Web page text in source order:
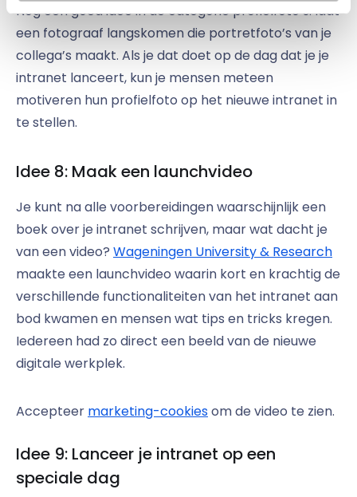
Nog een goed idee in de categorie profielfoto’s: laat
een fotograaf langskomen die portretfoto’s van je
collega’s maakt. Als je dat doet op de dag dat je je
intranet lanceert, kun je mensen meteen
motiveren hun profielfoto op het nieuwe intranet in
te stellen.
Idee 8: Maak een launchvideo
Je kunt na alle voorbereidingen waarschijnlijk een
boek over je intranet schrijven, maar wat dacht je
van een video? Wageningen University & Research
maakte een launchvideo waarin kort en krachtig de
verschillende functionaliteiten van het intranet aan
bod kwamen en mensen wat tips en tricks kregen.
Iedereen had zo direct een beeld van de nieuwe
digitale werkplek.
Accepteer marketing-cookiesom de video te zien.
Idee 9: Lanceer je intranet op een
speciale dag